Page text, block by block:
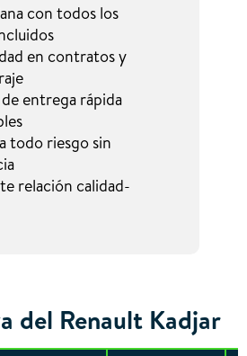
con todos los
en contratos y
entrega rápida
todo riesgo sin
relación calidad-
del Renault Kadjar